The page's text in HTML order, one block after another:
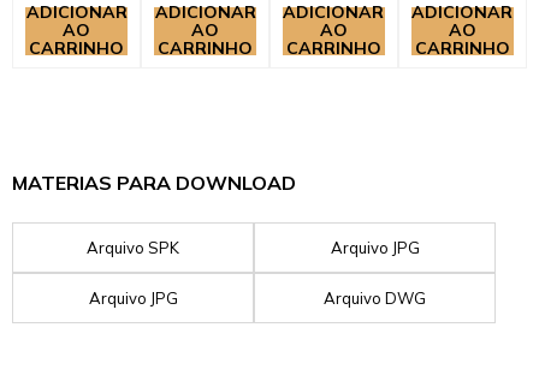
ADICIONAR
AO
CARRINHO
ADICIONAR
AO
CARRINHO
ADICIONAR
AO
CARRINHO
ADICIONAR
AO
CARRINHO
MATERIAS PARA DOWNLOAD
Arquivo SPK Arquivo JPG
Arquivo JPG Arquivo DWG